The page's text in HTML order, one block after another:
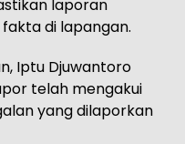
laporan
di lapangan.
Iptu Djuwantoro
telah mengakui
yang dilaporkan